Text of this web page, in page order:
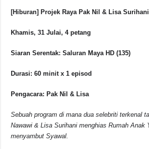
[Hiburan] Projek Raya Pak Nil & Lisa Surihani
Khamis, 31 Julai, 4 petang
Siaran Serentak: Saluran Maya HD (135)
Durasi: 60 minit x 1 episod
Pengacara: Pak Nil & Lisa
Sebuah program di mana dua selebriti terkenal
Nawawi & Lisa Surihani menghias Rumah Anak
menyambut Syawal.